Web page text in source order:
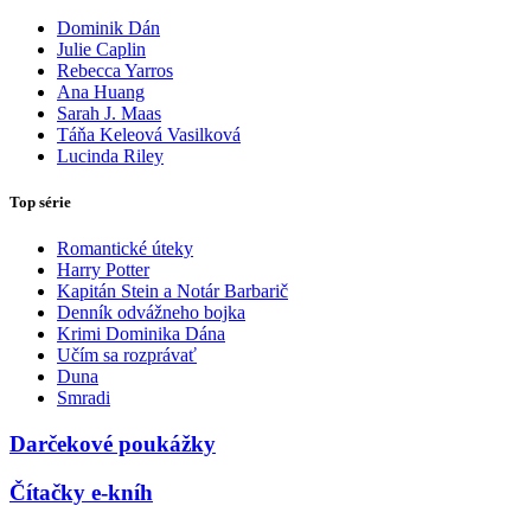
Dominik Dán
Julie Caplin
Rebecca Yarros
Ana Huang
Sarah J. Maas
Táňa Keleová Vasilková
Lucinda Riley
Top série
Romantické úteky
Harry Potter
Kapitán Stein a Notár Barbarič
Denník odvážneho bojka
Krimi Dominika Dána
Učím sa rozprávať
Duna
Smradi
Darčekové poukážky
Čítačky e-kníh